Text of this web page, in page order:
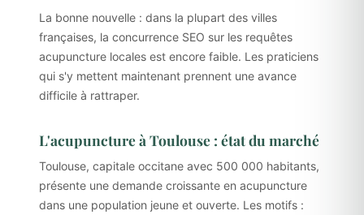
La bonne nouvelle : dans la plupart des villes
françaises, la concurrence SEO sur les requêtes
acupuncture locales est encore faible. Les praticiens
qui s'y mettent maintenant prennent une avance
difficile à rattraper.
L'acupuncture à Toulouse : état du marché
Toulouse, capitale occitane avec 500 000 habitants,
présente une demande croissante en acupuncture
dans une population jeune et ouverte. Les motifs :